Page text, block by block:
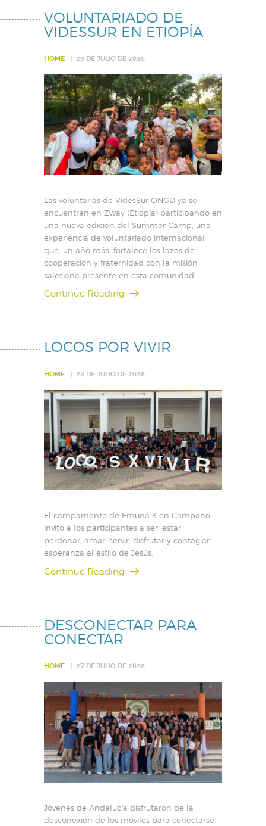
VOLUNTARIADO DE
VIDESSUR EN ETIOPÍA
HOME 29 DE JULIO DE 2026
Las voluntarias de VidesSur ONGD ya se
encuentran en Zway (Etiopía) participando en
una nueva edición del Summer Camp, una
experiencia de voluntariado internacional
que, un año más, fortalece los lazos de
cooperación y fraternidad con la misión
salesiana presente en esta comunidad.
Continue Reading
LOCOS POR VIVIR
HOME 28 DE JULIO DE 2026
El campamento de Emuná 3 en Campano
invitó a los participantes a ser, estar,
perdonar, amar, servir, disfrutar y contagiar
esperanza al estilo de Jesús.
Continue Reading
DESCONECTAR PARA
CONECTAR
HOME 27 DE JULIO DE 2026
Jóvenes de Andalucía disfrutaron de la
desconexión de los móviles para conectarse